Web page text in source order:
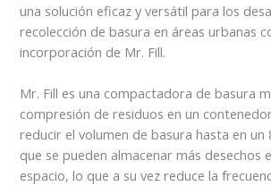
una solución eficaz y versátil para los
recolección de basura en áreas urbanas
incorporación de Mr. Fill.
Mr. Fill es una compactadora de basura
compresión de residuos en un
reducir el volumen de basura hasta en un
que se pueden almacenar más desechos
espacio, lo que a su vez reduce la